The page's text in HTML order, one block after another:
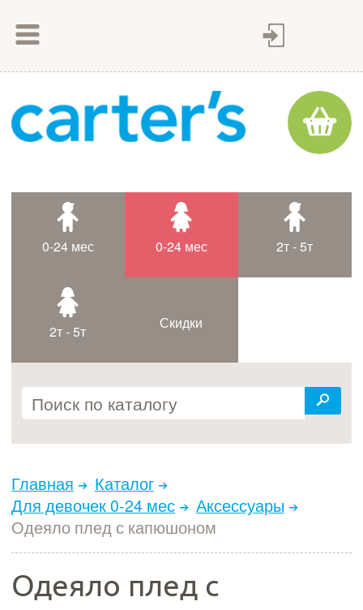
Как оплатить
Доставка товара
Контакты
0-24 мес 0-24 мес 2т - 5т
2т - 5т Скидки
Главная
Каталог
Для девочек 0-24 мес
Аксессуары
Одеяло плед с капюшоном
Одеяло плед с